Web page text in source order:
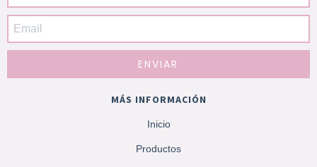
MÁS INFORMACIÓN
Inicio
Productos